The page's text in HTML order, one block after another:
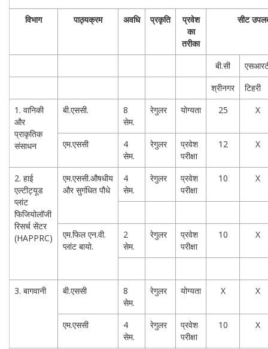
विभाग पाठ्यक्रम अवधि प्रकृति
प्रवेश
का
तरीका
सीट
बी.सी
श्रीनगर
टिहरी
1. वानिकी
और
प्राकृतिक
संसाधन
बी.एससी.
8
सेम.
रेगुलर योग्यता 25 X
एम.एससी
4
सेम.
रेगुलर
प्रवेश
परीक्षा
12 X
2. हाई
एल्टीट्यूड
प्लांट
फिजियोलॉजी
रिसर्च सेंटर
(HAPPRC)
एम.एससी.औषधीय
और सुगंधित पौधे
4
सेम.
रेगुलर
प्रवेश
परीक्षा
10 X
एम.फिल एन.वी.
प्लांट बायो.
2
सेम.
रेगुलर
प्रवेश
परीक्षा
10 X
3. बागवानी बी.एससी
8
सेम.
रेगुलर योग्यता X X
एम.एससी
4
सेम.
रेगुलर
प्रवेश
परीक्षा
10 X